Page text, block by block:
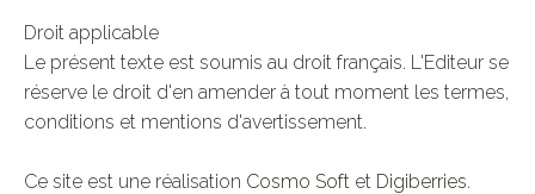
Droit applicable
Le présent texte est soumis au droit français. L'Editeur se
réserve le droit d'en amender à tout moment les termes,
conditions et mentions d'avertissement.
Ce site est une réalisation Cosmo Soft et Digiberries.